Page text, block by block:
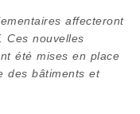
affecteront
Ces nouvelles
été mises en place
des bâtiments et